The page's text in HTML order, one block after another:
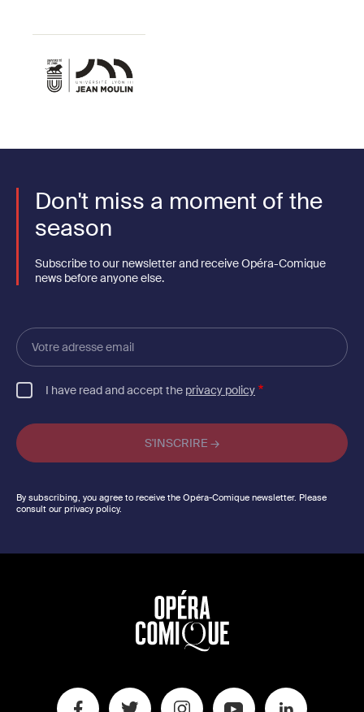
Don't miss a moment of the
season
Subscribe to our newsletter and receive Opéra-Comique
news before anyone else.
Votre
adresse
email
I have read and accept the privacy policy
By subscribing, you agree to receive the Opéra-Comique newsletter. Please
consult our privacy policy.